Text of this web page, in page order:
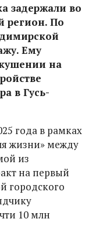
задержали во
регион. По
Ему
на
в Гусь-
года в рамках
жизни» между
из
на первый
городского
10 млн